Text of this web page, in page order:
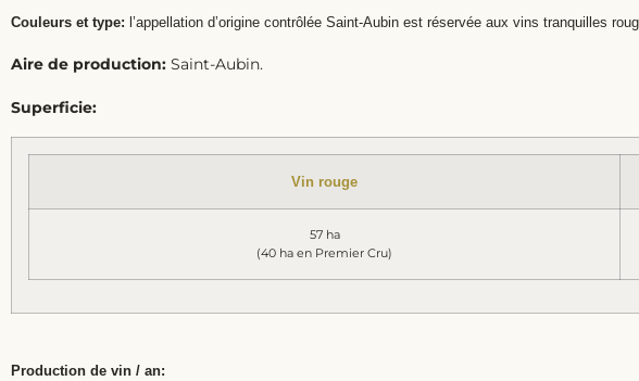
Couleurs et type: l’appellation d’origine contrôlée Saint-Aubin est réservée aux vins tranquilles
Aire de production: Saint-Aubin.
Superficie:
Vin rouge
57 ha
(40 ha en Premier Cru)
Production de vin / an: